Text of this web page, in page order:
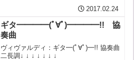
ブルー ブルーヘイト ♪名誉校長待って
る土地代 少額いいん瑞穂の國 記念 小學
院 ♪きっとあな...
2017.02.24
ギタ━━━━(ﾟ∀ﾟ)━━━━!! 協
奏曲
ヴィヴァルディ：ギタ━(ﾟ∀ﾟ)━!! 協奏曲
二長調↓ ↓ ↓ ↓ ↓ ↓ ↓